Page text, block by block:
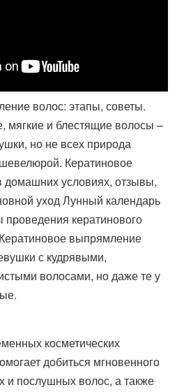
волос: этапы, советы.
мягкие и блестящие волосы –
но не всех природа
Кератиновое
условиях, отзывы,
уход Лунный календарь
проведения кератинового
выпрямление
с кудрявыми,
волосами, но даже те у
косметических
добиться мгновенного
и послушных волос, а также